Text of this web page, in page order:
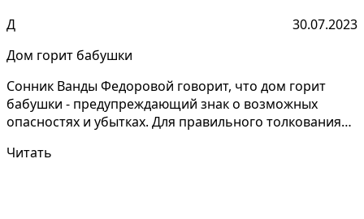
Д
30.07.2023
Дом горит бабушки
Сонник Ванды Федоровой говорит, что дом горит
бабушки - предупреждающий знак о возможных
опасностях и убытках. Для правильного толкования
Читать